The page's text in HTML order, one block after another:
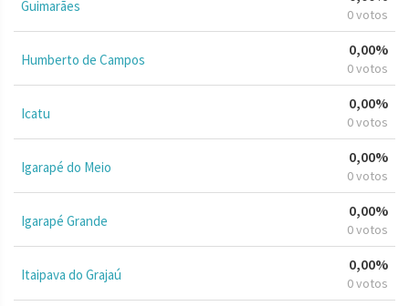
Guimarães 0 votos
Humberto de Campos
0,00%
0 votos
Icatu
0,00%
0 votos
Igarapé do Meio
0,00%
0 votos
Igarapé Grande
0,00%
0 votos
Itaipava do Grajaú
0,00%
0 votos